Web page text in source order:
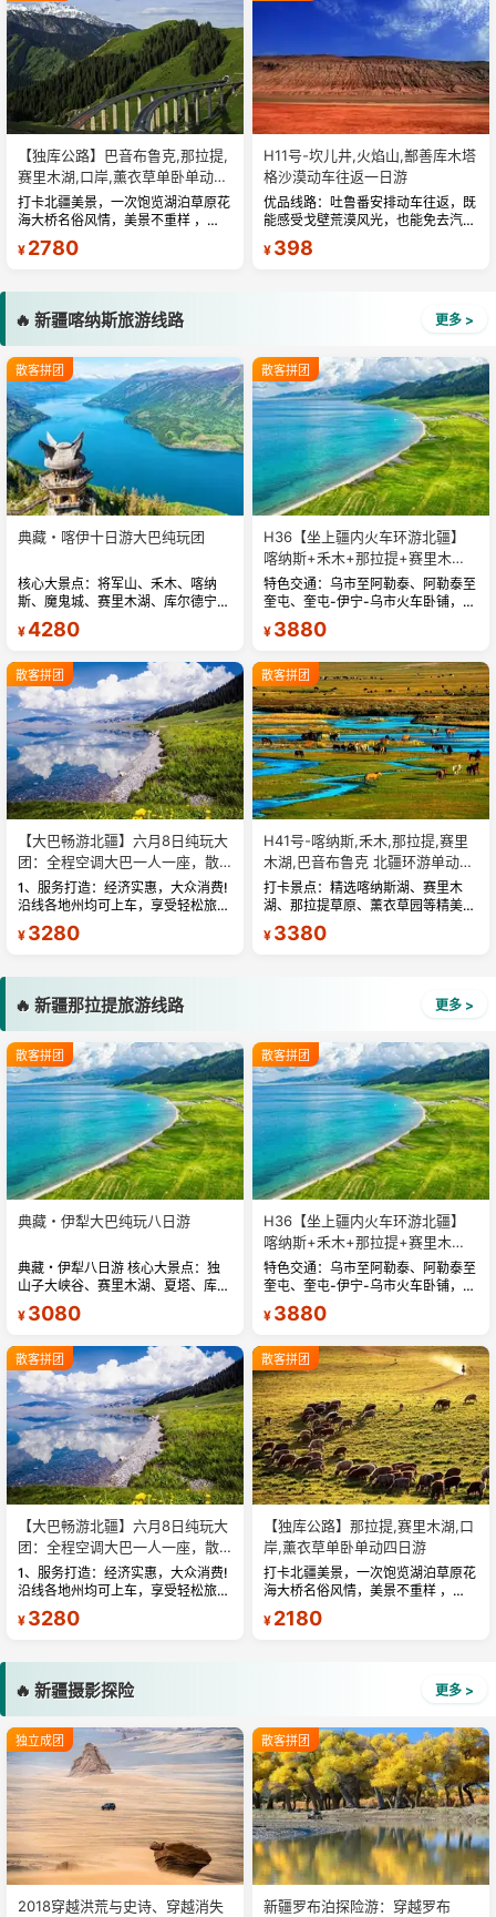
【独库公路】巴音布鲁克,那拉提,
赛里木湖,口岸,薰衣草单卧单动五
日游
打卡北疆美景，一次饱览湖泊草原花
海大桥名俗风情，美景不重样 ，旅
途轻松自由安全，带您吃在新疆玩在
新疆 ，24 小时，全天贴心为您服
职司机人...
¥ 2780
H11号-坎儿井,火焰山,鄯善库木塔
格沙漠动车往返一日游
优品线路：吐鲁番安排动车往返，既
能感受戈壁荒漠风光，也能免去汽车
6小时的劳累。无自费无购物、尽情
畅玩：纯玩无购物，无隐形消费，把
¥ 398
🔥 新疆喀纳斯旅游线路 更多 >
散客拼团
典藏・喀伊十日游大巴纯玩团
核心大景点：将军山、禾木、喀纳
斯、魔鬼城、赛里木湖、库尔德宁、
那拉提 「精选酒店」我们只想说此
处无星似有星 (星级是国家标准) 10
¥4280
散客拼团
H36【坐上疆内火车环游北疆】
喀纳斯+禾木+那拉提+赛里木湖
+独库公路四卧八日游
特色交通：乌市至阿勒泰、阿勒泰至
奎屯、奎屯-伊宁-乌市火车卧铺，深
度环游北疆，舒适节省时间。精华景
点：喀纳斯湖、禾木、赛里木湖、那
¥ 3880
散客拼团
【大巴畅游北疆】六月8日纯玩大
团：全程空调大巴一人一座，散
客天天发！
1、服务打造：经济实惠，大众消费!
沿线各地州均可上车，享受轻松旅
游。打卡新疆最北之地! 2、必去理
由：神秘的喀纳斯湖，画面、颜色、
面……...
¥ 3280
散客拼团
H41号-喀纳斯,禾木,那拉提,赛里
木湖,巴音布鲁克 北疆环游单动三
卧九日游
打卡景点：精选喀纳斯湖、赛里木
湖、那拉提草原、薰衣草园等精美景
点，经典传承，物超所值。服务打
造：五星好评，讲解专业，专线优秀
¥ 3380
🔥 新疆那拉提旅游线路 更多 >
散客拼团
典藏・伊犁大巴纯玩八日游
典藏・伊犁八日游 核心大景点：独
山子大峡谷、赛里木湖、夏塔、库尔
德宁、那拉提 「精选酒店」我们只
想说此处无星似有星 (星级是国家标
¥ 3080
散客拼团
H36【坐上疆内火车环游北疆】
喀纳斯+禾木+那拉提+赛里木湖
+独库公路四卧八日游
特色交通：乌市至阿勒泰、阿勒泰至
奎屯、奎屯-伊宁-乌市火车卧铺，深
度环游北疆，舒适节省时间。精华景
点：喀纳斯湖、禾木、赛里木湖、那
¥ 3880
散客拼团
【大巴畅游北疆】六月8日纯玩大
团：全程空调大巴一人一座，散
客天天发！
1、服务打造：经济实惠，大众消费!
沿线各地州均可上车，享受轻松旅
游。打卡新疆最北之地! 2、必去理
由：神秘的喀纳斯湖，画面、颜色、
面……...
¥ 3280
散客拼团
【独库公路】那拉提,赛里木湖,口
岸,薰衣草单卧单动四日游
打卡北疆美景，一次饱览湖泊草原花
海大桥名俗风情，美景不重样 ，旅
途轻松自由安全，带您吃在新疆玩在
新疆 ，24 小时，全天贴心为您服
¥ 2180
🔥 新疆摄影探险 更多 >
独立成团
2018穿越洪荒与史诗、穿越消失
散客拼团
新疆罗布泊探险游：穿越罗布